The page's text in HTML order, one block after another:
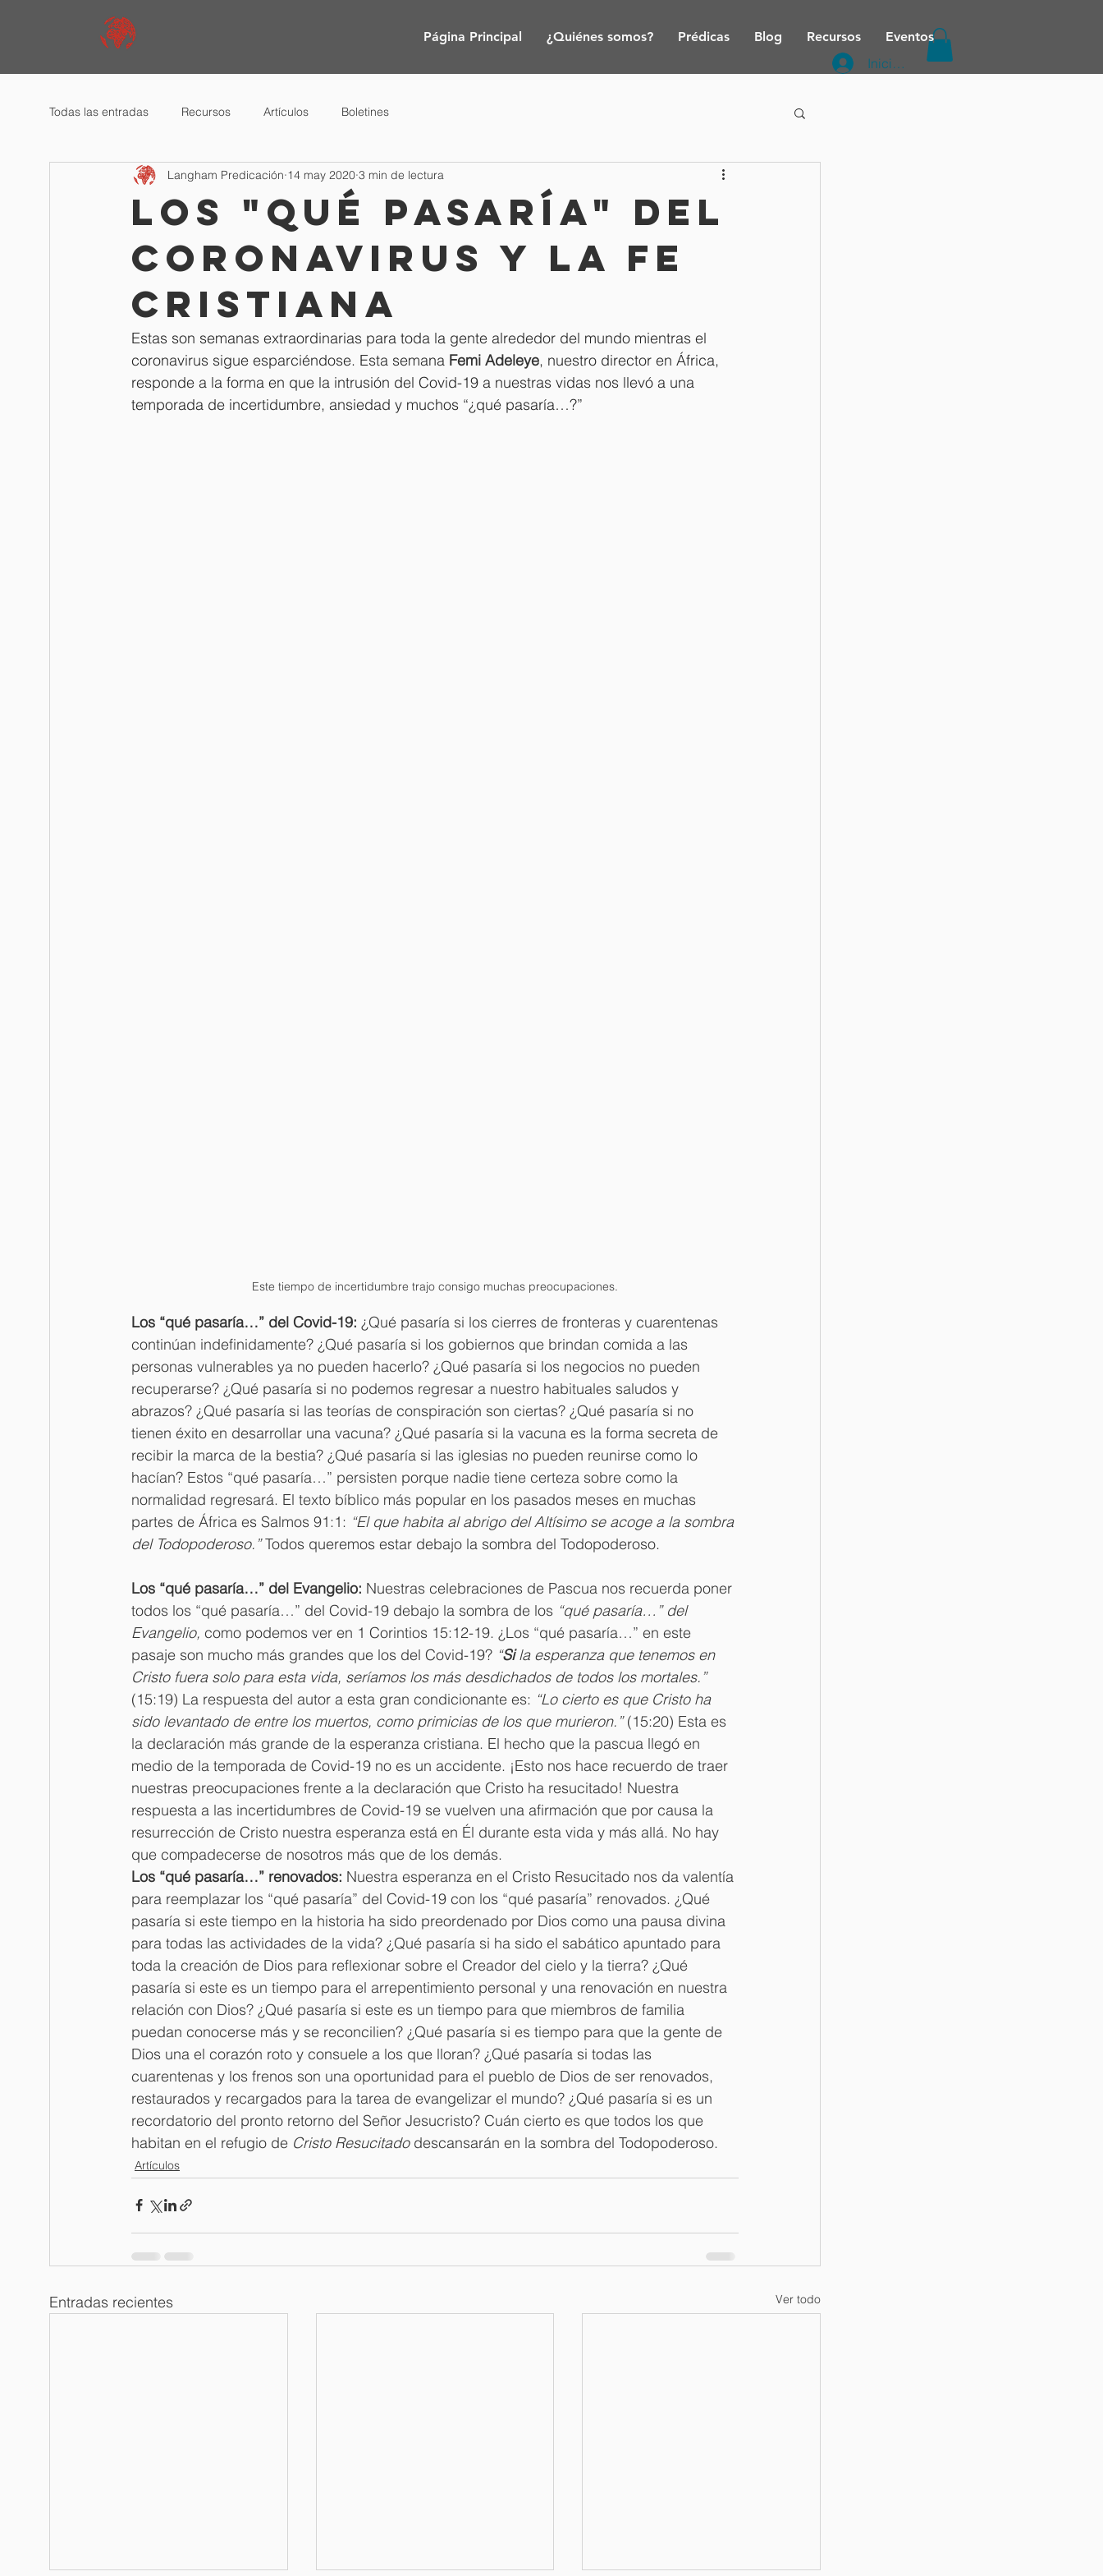
Página Principal ¿Quiénes somos? Prédicas Blog Recursos Eventos
Iniciar sesión
Todas las entradas Recursos Artículos Boletines
Los "qué pasaría" del
coronavirus y la fe
cristiana
Langham Predicación 14 may 2020 3 min de lectura
Estas son semanas extraordinarias para toda la gente alrededor del mundo mientras el
coronavirus sigue esparciéndose. Esta semana Femi Adeleye, nuestro director en África,
responde a la forma en que la intrusión del Covid-19 a nuestras vidas nos llevó a una
temporada de incertidumbre, ansiedad y muchos “¿qué pasaría…?”
Este tiempo de incertidumbre trajo consigo muchas preocupaciones.
Los “qué pasaría…” del Covid-19: ¿Qué pasaría si los cierres de fronteras y cuarentenas
continúan indefinidamente? ¿Qué pasaría si los gobiernos que brindan comida a las
personas vulnerables ya no pueden hacerlo? ¿Qué pasaría si los negocios no pueden
recuperarse? ¿Qué pasaría si no podemos regresar a nuestro habituales saludos y
abrazos? ¿Qué pasaría si las teorías de conspiración son ciertas? ¿Qué pasaría si no
tienen éxito en desarrollar una vacuna? ¿Qué pasaría si la vacuna es la forma secreta de
recibir la marca de la bestia? ¿Qué pasaría si las iglesias no pueden reunirse como lo
hacían? Estos “qué pasaría…” persisten porque nadie tiene certeza sobre como la
normalidad regresará. El texto bíblico más popular en los pasados meses en muchas
partes de África es Salmos 91:1: “El que habita al abrigo del Altísimo se acoge a la sombra
del Todopoderoso.” Todos queremos estar debajo la sombra del Todopoderoso.
Los “qué pasaría…” del Evangelio: Nuestras celebraciones de Pascua nos recuerda poner
todos los “qué pasaría…” del Covid-19 debajo la sombra de los “qué pasaría…” del
Evangelio, como podemos ver en 1 Corintios 15:12-19. ¿Los “qué pasaría…” en este
pasaje son mucho más grandes que los del Covid-19? “Si la esperanza que tenemos en
Cristo fuera solo para esta vida, seríamos los más desdichados de todos los mortales.”
(15:19) La respuesta del autor a esta gran condicionante es: “Lo cierto es que Cristo ha
sido levantado de entre los muertos, como primicias de los que murieron.” (15:20) Esta es
la declaración más grande de la esperanza cristiana. El hecho que la pascua llegó en
medio de la temporada de Covid-19 no es un accidente. ¡Esto nos hace recuerdo de traer
nuestras preocupaciones frente a la declaración que Cristo ha resucitado! Nuestra
respuesta a las incertidumbres de Covid-19 se vuelven una afirmación que por causa la
resurrección de Cristo nuestra esperanza está en Él durante esta vida y más allá. No hay
que compadecerse de nosotros más que de los demás.
Los “qué pasaría…” renovados: Nuestra esperanza en el Cristo Resucitado nos da valentía
para reemplazar los “qué pasaría” del Covid-19 con los “qué pasaría” renovados. ¿Qué
pasaría si este tiempo en la historia ha sido preordenado por Dios como una pausa divina
para todas las actividades de la vida? ¿Qué pasaría si ha sido el sabático apuntado para
toda la creación de Dios para reflexionar sobre el Creador del cielo y la tierra? ¿Qué
pasaría si este es un tiempo para el arrepentimiento personal y una renovación en nuestra
relación con Dios? ¿Qué pasaría si este es un tiempo para que miembros de familia
puedan conocerse más y se reconcilien? ¿Qué pasaría si es tiempo para que la gente de
Dios una el corazón roto y consuele a los que lloran? ¿Qué pasaría si todas las
cuarentenas y los frenos son una oportunidad para el pueblo de Dios de ser renovados,
restaurados y recargados para la tarea de evangelizar el mundo? ¿Qué pasaría si es un
recordatorio del pronto retorno del Señor Jesucristo? Cuán cierto es que todos los que
habitan en el refugio de Cristo Resucitado descansarán en la sombra del Todopoderoso.
Artículos
Entradas recientes Ver todo